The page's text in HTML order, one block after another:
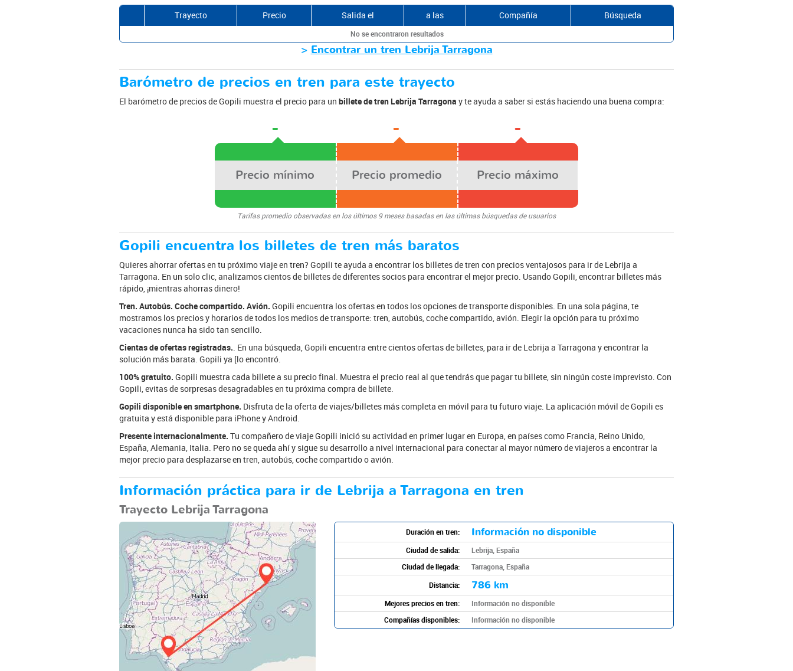
Trayecto
Precio Salida el a las Compañía Búsqueda
No se encontraron resultados
> Encontrar un tren Lebrija Tarragona
Barómetro de precios en tren para este trayecto
El barómetro de precios de Gopili muestra el precio para un billete de tren Lebrija Tarragona y te ayuda a saber si estás haciendo una buena compra:
- - -
Precio mínimo Precio promedio Precio máximo
Tarifas promedio observadas en los últimos 9 meses basadas en las últimas búsquedas de usuarios
Gopili encuentra los billetes de tren más baratos
Quieres ahorrar ofertas en tu próximo viaje en tren? Gopili te ayuda a encontrar los billetes de tren con precios ventajosos para ir de Lebrija a
Tarragona. En un solo clic, analizamos cientos de billetes de diferentes socios para encontrar el mejor precio. Usando Gopili, encontrar billetes más
rápido, ¡mientras ahorras dinero!
Tren. Autobús. Coche compartido. Avión. Gopili encuentra los ofertas en todos los opciones de transporte disponibles. En una sola página, te
mostramos los precios y horarios de todos los medios de transporte: tren, autobús, coche compartido, avión. Elegir la opción para tu próximo
vacaciones nunca ha sido tan sencillo.
Cientas de ofertas registradas. . En una búsqueda, Gopili encuentra entre cientos ofertas de billetes, para ir de Lebrija a Tarragona y encontrar la
solución más barata. Gopili ya [lo encontró.
100% gratuito. Gopili muestra cada billete a su precio final. Muestra el precio real al que tendrás que pagar tu billete, sin ningún coste imprevisto. Con
Gopili, evitas de sorpresas desagradables en tu próxima compra de billete.
Gopili disponible en smartphone. Disfruta de la oferta de viajes/billetes más completa en móvil para tu futuro viaje. La aplicación móvil de Gopili es
gratuita y está disponible para iPhone y Android.
Presente internacionalmente. Tu compañero de viaje Gopili inició su actividad en primer lugar en Europa, en países como Francia, Reino Unido,
España, Alemania, Italia. Pero no se queda ahí y sigue su desarrollo a nivel internacional para conectar al mayor número de viajeros a encontrar la
mejor precio para desplazarse en tren, autobús, coche compartido o avión.
Información práctica para ir de Lebrija a Tarragona en tren
Trayecto Lebrija Tarragona
Duración en tren: Información no disponible
Ciudad de salida:
Lebrija, España
Ciudad de llegada:
Tarragona, España
Distancia:
786 km
Mejores precios en tren:
Información no disponible
Compañías disponibles:
Información no disponible